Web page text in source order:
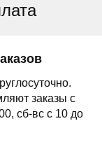
заказы с
сб-вс с 10 до